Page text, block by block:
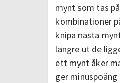
mynt som tas
kombinationer
knipa nästa
längre ut de
ett mynt åker
ger